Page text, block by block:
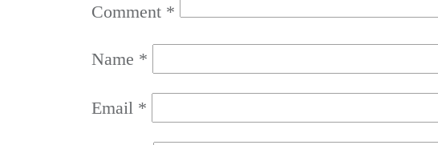
Comment *
Name *
Email *